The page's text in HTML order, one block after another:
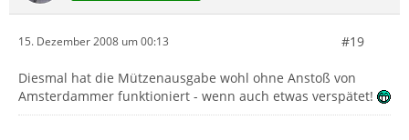
15. Dezember 2008 um 00:13 #19
Diesmal hat die Mützenausgabe wohl ohne Anstoß von
Amsterdammer funktioniert - wenn auch etwas verspätet!